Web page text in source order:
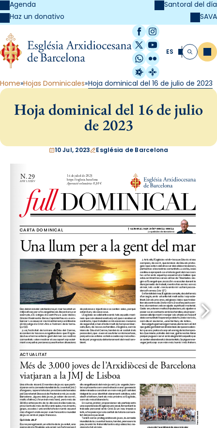
Agenda
Haz un donativo
Santoral del día
SAVA
Facebook
Instagram
X / Twitter
YouTube
WhatsApp
Flickr
Radio Estel
Catalunya
ES Buscar
Home Hojas Dominicales Hoja dominical del 16 de julio de 2023
Hoja dominical del 16 de julio
de 2023
10 Jul, 2023 Església de Barcelona